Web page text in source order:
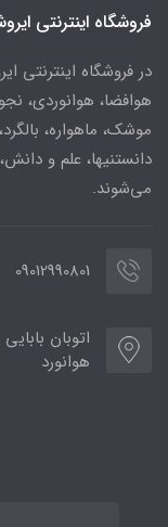
فروشگاه اینترنتی
در فروشگاه اینترنتی
هوافضا، هوانوردی،
موشک، ماهواره،
دانستنیها، علم و
می‌شوند.
09012990801
هوانورد